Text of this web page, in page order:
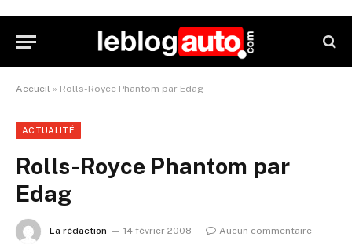
Accueil » Rolls-Royce Phantom par Edag
ACTUALITÉ
Rolls-Royce Phantom par
Edag
La rédaction 14 février 2008 Aucun commentaire